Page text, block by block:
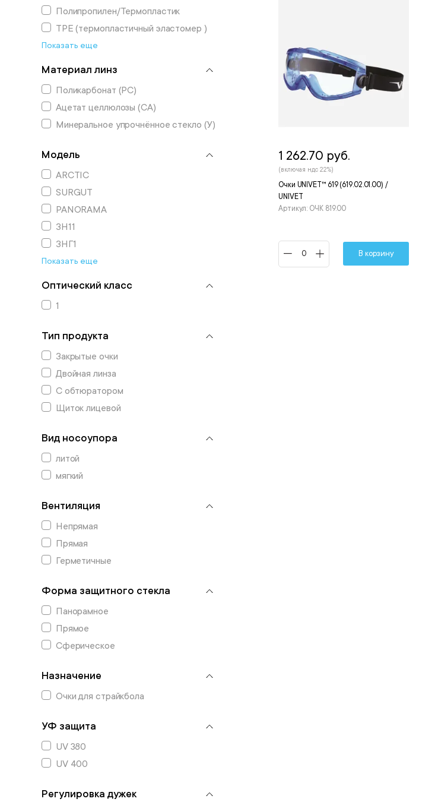
Полипропилен/Термопластик
TPE (термопластичный эластомер )
Показать еще
Материал линз
Поликарбонат (РС)
Ацетат целлюлозы (СА)
Минеральное упрочнённое стекло (У)
Модель
ARCTIC
SURGUT
PANORAMA
ЗН11
ЗНГ1
Показать еще
Оптический класс
1
Тип продукта
Закрытые очки
Двойная линза
С обтюратором
Щиток лицевой
Вид носоупора
литой
мягкий
Вентиляция
Непрямая
Прямая
Герметичные
Форма защитного стекла
Панорамное
Прямое
Сферическое
Назначение
Очки для страйкбола
УФ защита
UV 380
UV 400
Регулировка дужек
Очки UNIVET™ 619 (619.02.01.00) /
UNIVET
Артикул: ОЧК 819.00
1 262.70 руб.
(включая ндс 22%)
В корзину